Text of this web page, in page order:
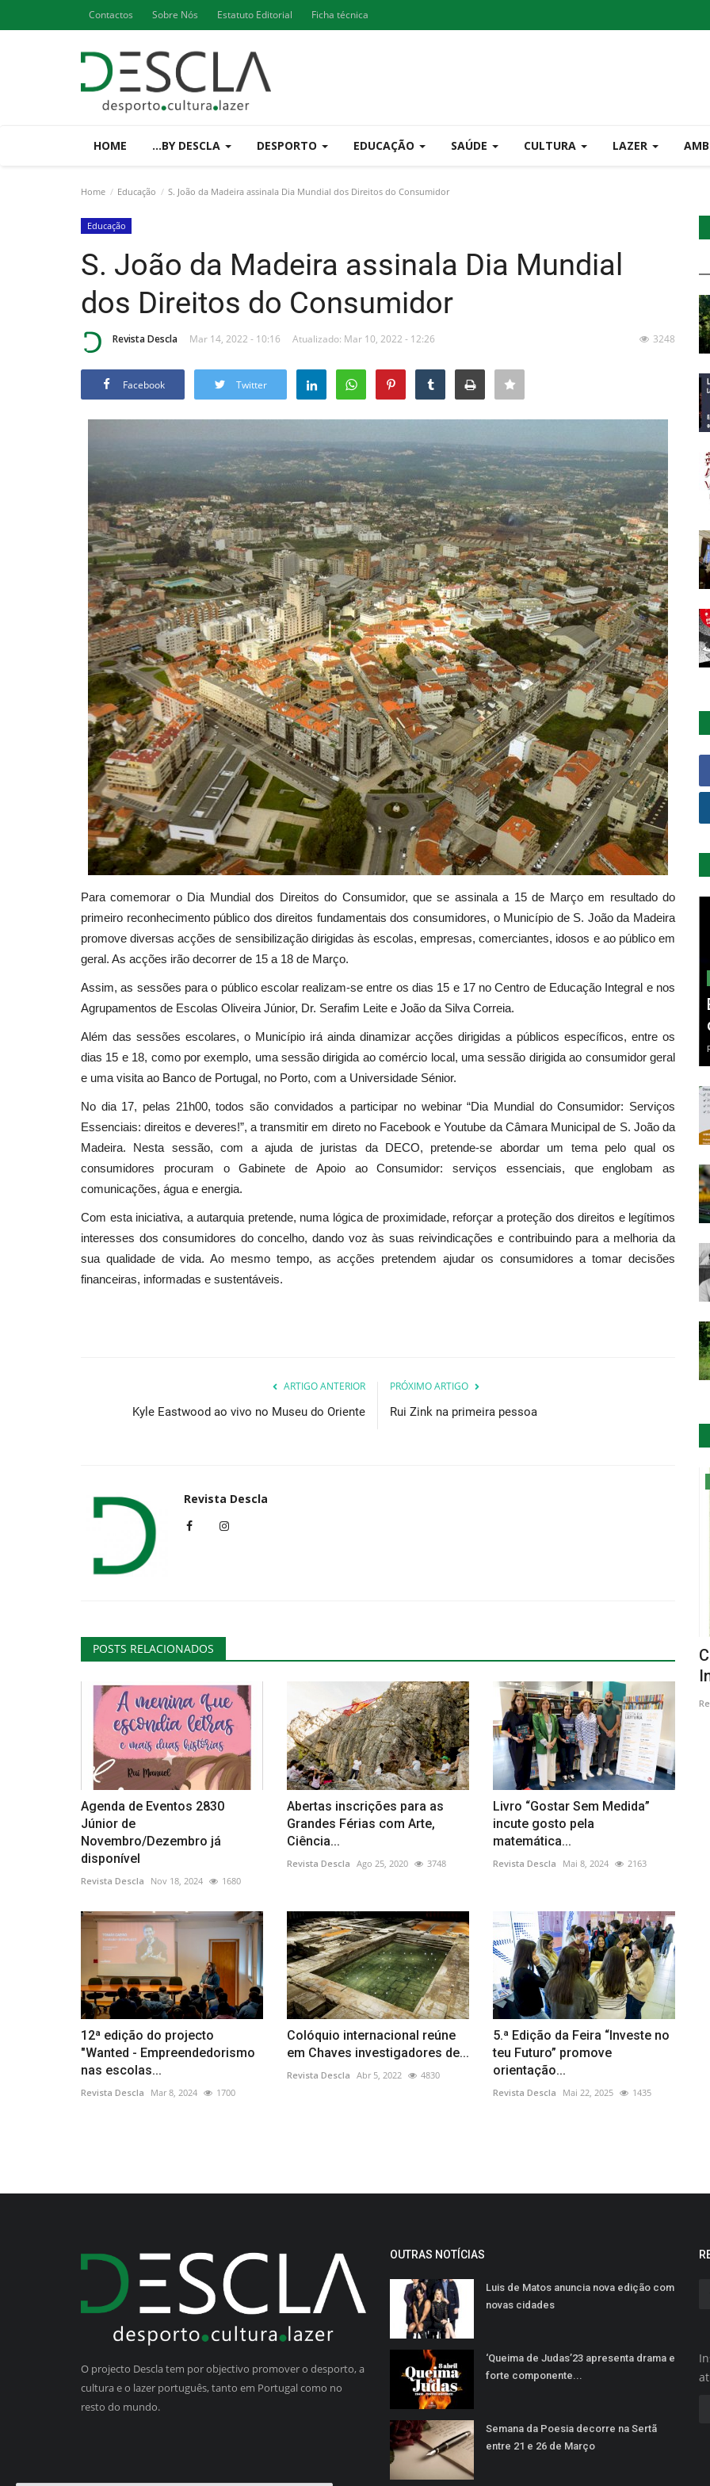
Contactos Sobre Nós Estatuto Editorial Ficha técnica
HOME ...BY DESCLA DESPORTO EDUCAÇÃO SAÚDE CULTURA LAZER
Home Educação S. João da Madeira assinala Dia Mundial dos Direitos do Consumidor
Educação
S. João da Madeira assinala Dia Mundial
dos Direitos do Consumidor
Revista Descla Mar 14, 2022 - 10:16 Atualizado: Mar 10, 2022 - 12:26 3248
Facebook Twitter
Para comemorar o Dia Mundial dos Direitos do Consumidor, que se assinala a 15 de Março em resultado do
primeiro reconhecimento público dos direitos fundamentais dos consumidores, o Município de S. João da Madeira
promove diversas acções de sensibilização dirigidas às escolas, empresas, comerciantes, idosos e ao público em
geral. As acções irão decorrer de 15 a 18 de Março.
Assim, as sessões para o público escolar realizam-se entre os dias 15 e 17 no Centro de Educação Integral e nos
Agrupamentos de Escolas Oliveira Júnior, Dr. Serafim Leite e João da Silva Correia.
Além das sessões escolares, o Município irá ainda dinamizar acções dirigidas a públicos específicos, entre os
dias 15 e 18, como por exemplo, uma sessão dirigida ao comércio local, uma sessão dirigida ao consumidor geral
e uma visita ao Banco de Portugal, no Porto, com a Universidade Sénior.
No dia 17, pelas 21h00, todos são convidados a participar no webinar “Dia Mundial do Consumidor: Serviços
Essenciais: direitos e deveres!”, a transmitir em direto no Facebook e Youtube da Câmara Municipal de S. João da
Madeira. Nesta sessão, com a ajuda de juristas da DECO, pretende-se abordar um tema pelo qual os
consumidores procuram o Gabinete de Apoio ao Consumidor: serviços essenciais, que englobam as
comunicações, água e energia.
Com esta iniciativa, a autarquia pretende, numa lógica de proximidade, reforçar a proteção dos direitos e legítimos
interesses dos consumidores do concelho, dando voz às suas reivindicações e contribuindo para a melhoria da
sua qualidade de vida. Ao mesmo tempo, as acções pretendem ajudar os consumidores a tomar decisões
financeiras, informadas e sustentáveis.
ARTIGO ANTERIOR
Kyle Eastwood ao vivo no Museu do Oriente
PRÓXIMO ARTIGO
Rui Zink na primeira pessoa
Revista Descla
POSTS RELACIONADOS
Agenda de Eventos 2830
Júnior de
Novembro/Dezembro já
disponível
Revista Descla Nov 18, 2024 1680
Abertas inscrições para as
Grandes Férias com Arte,
Ciência...
Revista Descla Ago 25, 2020 3748
Livro “Gostar Sem Medida”
incute gosto pela
matemática...
Revista Descla Mai 8, 2024 2163
12ª edição do projecto
"Wanted - Empreendedorismo
nas escolas...
Revista Descla Mar 8, 2024 1700
Colóquio internacional reúne
em Chaves investigadores de...
Revista Descla Abr 5, 2022 4830
5.ª Edição da Feira “Investe no
teu Futuro” promove
orientação...
Revista Descla Mai 22, 2025 1435
Montalegre é a primeira pista de
Revista Descla Out 12, 2023
Estudo sobre o cérebro revela que
Revista Descla Abr 28, 2023 3162
O projecto Descla tem por objectivo promover o desporto, a
cultura e o lazer português, tanto em Portugal como no
resto do mundo.
OUTRAS NOTÍCIAS
Luis de Matos anuncia nova edição com
novas cidades
‘Queima de Judas’23 apresenta drama e
forte componente...
Semana da Poesia decorre na Sertã
entre 21 e 26 de Março